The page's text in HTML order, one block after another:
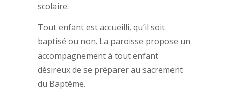
scolaire.
Tout enfant est accueilli, qu’il soit
baptisé ou non. La paroisse propose un
accompagnement à tout enfant
désireux de se préparer au sacrement
du Baptême.